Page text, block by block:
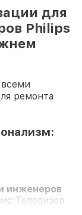
для
Philips
ремонта
инженеров
Телевизор